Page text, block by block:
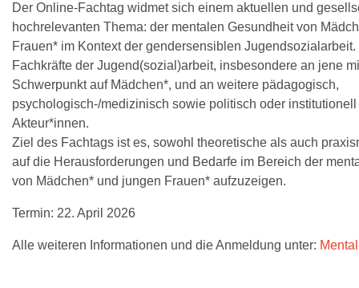
Der Online-Fachtag widmet sich einem aktuellen und
hochrelevanten Thema: der mentalen Gesundheit von
Frauen* im Kontext der gendersensiblen
Fachkräfte der Jugend(sozial)arbeit, insbesondere an jene
Schwerpunkt auf Mädchen*, und an weitere pädagogisch,
psychologisch-/medizinisch sowie politisch oder
Akteur*innen.
Ziel des Fachtags ist es, sowohl theoretische als auch
auf die Herausforderungen und Bedarfe im Bereich der
von Mädchen* und jungen Frauen* aufzuzeigen.
Termin: 22. April 2026
Alle weiteren Informationen und die Anmeldung unter: